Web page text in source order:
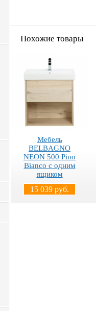
Похожие товары
Мебель
BELBAGNO
NEON 500 Pino
Bianco с одним
ящиком
15 039 руб.